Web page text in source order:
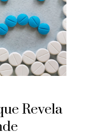
Revela